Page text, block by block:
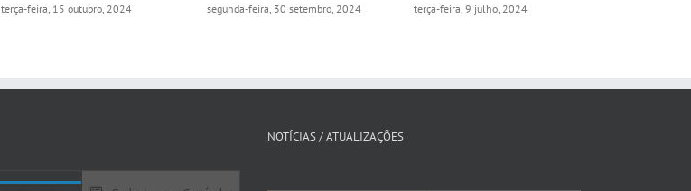
terça-feira, 15 outubro, 2024 segunda-feira, 30 setembro, 2024 terça-feira, 9 julho, 2024
NOTÍCIAS / ATUALIZAÇÕES